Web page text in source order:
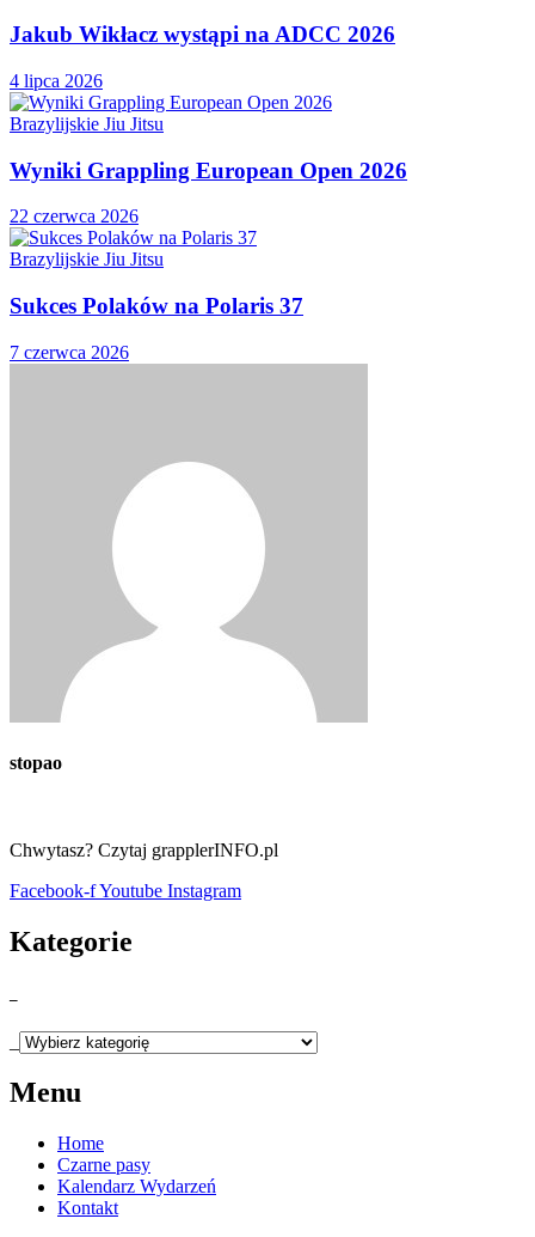
Jakub Wikłacz wystąpi na ADCC 2026
4 lipca 2026
Brazylijskie Jiu Jitsu
Wyniki Grappling European Open 2026
22 czerwca 2026
Brazylijskie Jiu Jitsu
Sukces Polaków na Polaris 37
7 czerwca 2026
stopao
Chwytasz? Czytaj grapplerINFO.pl
Facebook-fYoutube Instagram
Kategorie
Menu
Home
Czarne pasy
Kalendarz Wydarzeń
Kontakt